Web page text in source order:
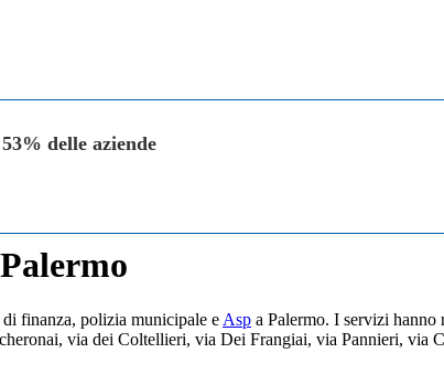
delle aziende
finanza, polizia municipale e Asp a Palermo. I servizi
via dei Coltellieri, via Dei Frangiai, via Pannieri, via